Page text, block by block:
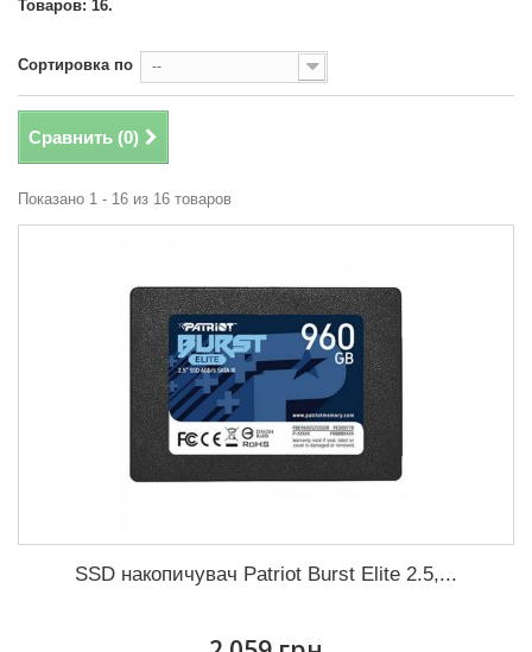
Товаров: 16.
Сортировка по --
Сравнить (0)
Показано 1 - 16 из 16 товаров
SSD накопичувач Patriot Burst Elite 2.5,...